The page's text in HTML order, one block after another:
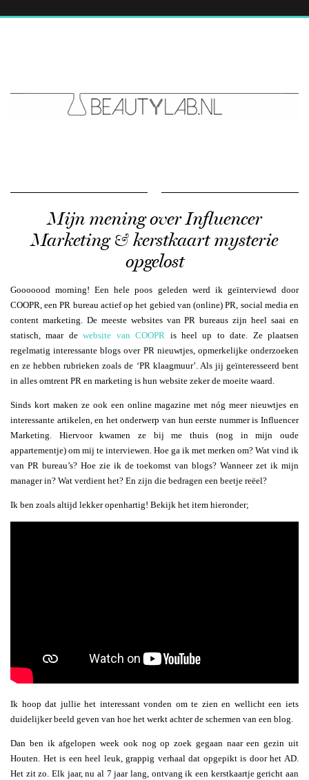
Mijn mening over Influencer
Marketing & kerstkaart mysterie
opgelost
Gooooood morning! Een hele poos geleden werd ik geïnterviewd door
COOPR, een PR bureau actief op het gebied van (online) PR, social media en
content marketing. De meeste websites van PR bureaus zijn heel saai en
statisch, maar dewebsite van COOPR is heel up to date. Ze plaatsen
regelmatig interessante blogs over PR nieuwtjes, opmerkelijke onderzoeken
en ze hebben rubrieken zoals de ‘PR klaagmuur’. Als jij geïnteresseerd bent
in alles omtrent PR en marketing is hun website zeker de moeite waard.
Sinds kort maken ze ook een online magazine met nóg meer nieuwtjes en
interessante artikelen, en het onderwerp van hun eerste nummer is Influencer
Marketing. Hiervoor kwamen ze bij me thuis (nog in mijn oude
appartementje) om mij te interviewen. Hoe ga ik met merken om? Wat vind ik
van PR bureau’s? Hoe zie ik de toekomst van blogs? Wanneer zet ik mijn
manager in? Wat verdient het? En zijn die bedragen een beetje reëel?
Ik ben zoals altijd lekker openhartig! Bekijk het item hieronder;
Ik hoop dat jullie het interessant vonden om te zien en wellicht een iets
duidelijker beeld geven van hoe het werkt achter de schermen van een blog.
Dan ben ik afgelopen week ook nog op zoek gegaan naar een gezin uit
Houten. Het is een heel leuk, grappig verhaal dat opgepikt is door het AD.
Het zit zo. Elk jaar, nu al 7 jaar lang, ontvang ik een kerstkaartje gericht aan